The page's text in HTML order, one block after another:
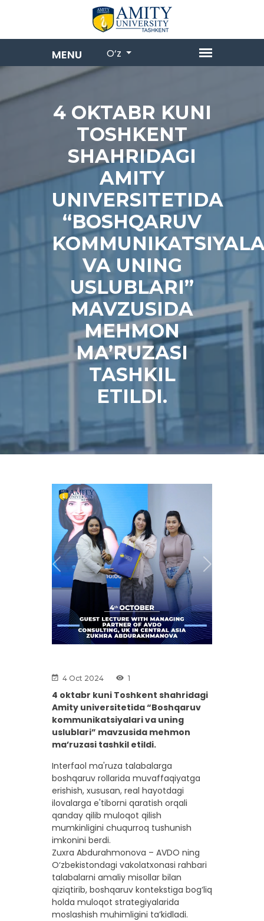
O‘z
4 OKTABR KUNI
TOSHKENT
SHAHRIDAGI
AMITY
UNIVERSITETIDA
“BOSHQARUV
VA UNING
USLUBLARI”
MAVZUSIDA
MEHMON
MA’RUZASI
TASHKIL
ETILDI.
Previous Next
4 Oct 2024 1
4 oktabr kuni Toshkent shahridagi
Amity universitetida “Boshqaruv
kommunikatsiyalari va uning
uslublari” mavzusida mehmon
ma’ruzasi tashkil etildi.
Interfaol ma'ruza talabalarga
boshqaruv rollarida muvaffaqiyatga
erishish, xususan, real hayotdagi
ilovalarga e'tiborni qaratish orqali
qanday qilib muloqot qilish
mumkinligini chuqurroq tushunish
imkonini berdi.
Zuxra Abdurahmonova – AVDO ning
O‘zbekistondagi vakolatxonasi rahbari
talabalarni amaliy misollar bilan
qiziqtirib, boshqaruv kontekstiga bog‘liq
holda muloqot strategiyalarida
moslashish muhimligini ta’kidladi.